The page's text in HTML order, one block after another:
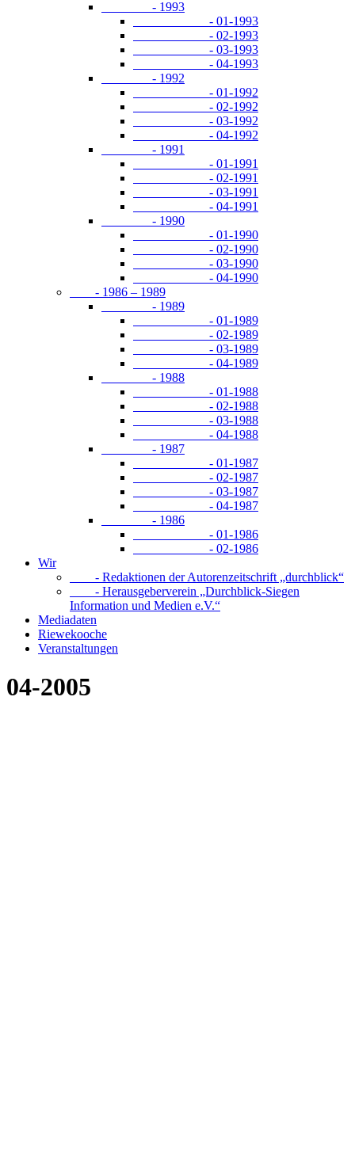
- 1993
- 01-1993
- 02-1993
- 03-1993
- 04-1993
- 1992
- 01-1992
- 02-1992
- 03-1992
- 04-1992
- 1991
- 01-1991
- 02-1991
- 03-1991
- 04-1991
- 1990
- 01-1990
- 02-1990
- 03-1990
- 04-1990
- 1986 – 1989
- 1989
- 01-1989
- 02-1989
- 03-1989
- 04-1989
- 1988
- 01-1988
- 02-1988
- 03-1988
- 04-1988
- 1987
- 01-1987
- 02-1987
- 03-1987
- 04-1987
- 1986
- 01-1986
- 02-1986
Wir
- Redaktionen der Autorenzeitschrift „durchblick“
- Herausgeberverein „Durchblick-Siegen
Information und Medien e.V.“
Mediadaten
Riewekooche
Veranstaltungen
04-2005